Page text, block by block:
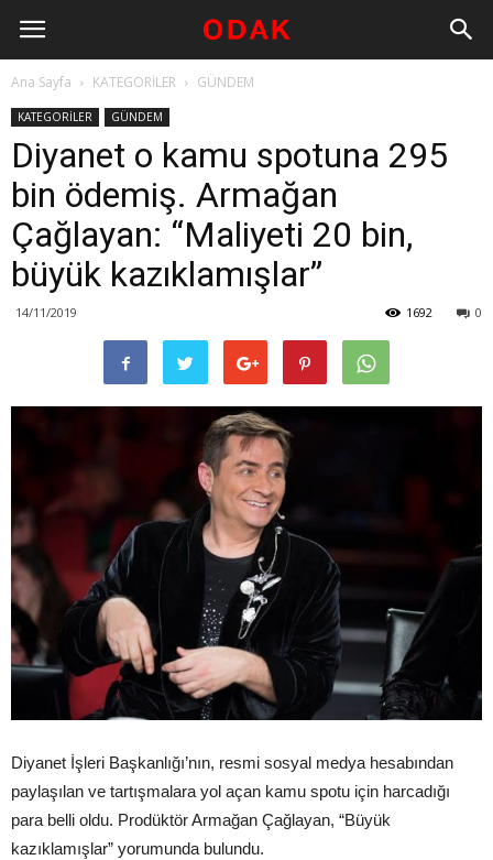
Ana Sayfa KATEGORİLER GÜNDEM
KATEGORİLER GÜNDEM
Diyanet o kamu spotuna 295
bin ödemiş. Armağan
Çağlayan: “Maliyeti 20 bin,
büyük kazıklamışlar”
14/11/2019 0
1692
Diyanet İşleri Başkanlığı’nın, resmi sosyal medya hesabından
paylaşılan ve tartışmalara yol açan kamu spotu için harcadığı
para belli oldu. Prodüktör Armağan Çağlayan, “Büyük
kazıklamışlar” yorumunda bulundu.